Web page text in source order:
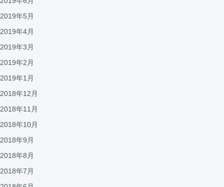
2019年5月
2019年4月
2019年3月
2019年2月
2019年1月
2018年12月
2018年11月
2018年10月
2018年9月
2018年8月
2018年7月